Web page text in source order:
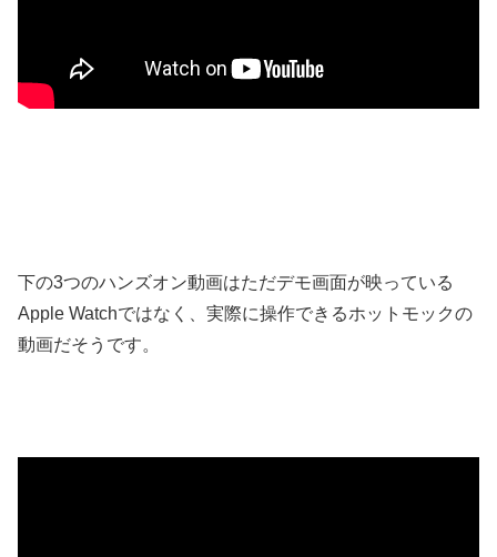
下の3つのハンズオン動画はただデモ画面が映っている
Apple Watchではなく、実際に操作できるホットモックの
動画だそうです。